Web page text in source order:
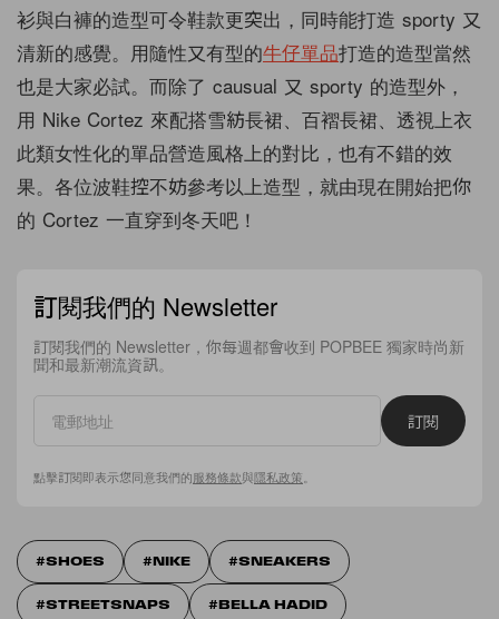
衫與白褲的造型可令鞋款更突出，同時能打造 sporty 又
清新的感覺。用隨性又有型的牛仔單品打造的造型當然
也是大家必試。而除了 causual 又 sporty 的造型外，
用 Nike Cortez 來配搭雪紡長裙、百褶長裙、透視上衣
此類女性化的單品營造風格上的對比，也有不錯的效
果。各位波鞋控不妨參考以上造型，就由現在開始把你
的 Cortez 一直穿到冬天吧！
訂閱我們的 Newsletter
訂閱我們的 Newsletter，你每週都會收到 POPBEE 獨家時尚新
聞和最新潮流資訊。
訂閱
點擊訂閱即表示您同意我們的服務條款與隱私政策
SHOES NIKE SNEAKERS
STREETSNAPS BELLA HADID